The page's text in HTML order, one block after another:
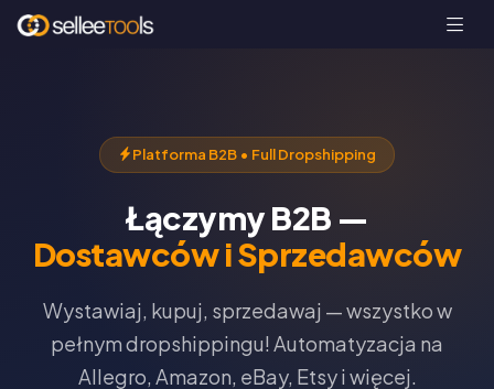
Platforma B2B • Full Dropshipping
Łączymy B2B —
Dostawców i Sprzedawców
Wystawiaj, kupuj, sprzedawaj — wszystko w
pełnym dropshippingu! Automatyzacja na
Allegro, Amazon, eBay, Etsy i więcej.